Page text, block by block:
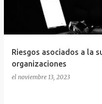
Riesgos asociados a la
organizaciones
el noviembre 13, 2023